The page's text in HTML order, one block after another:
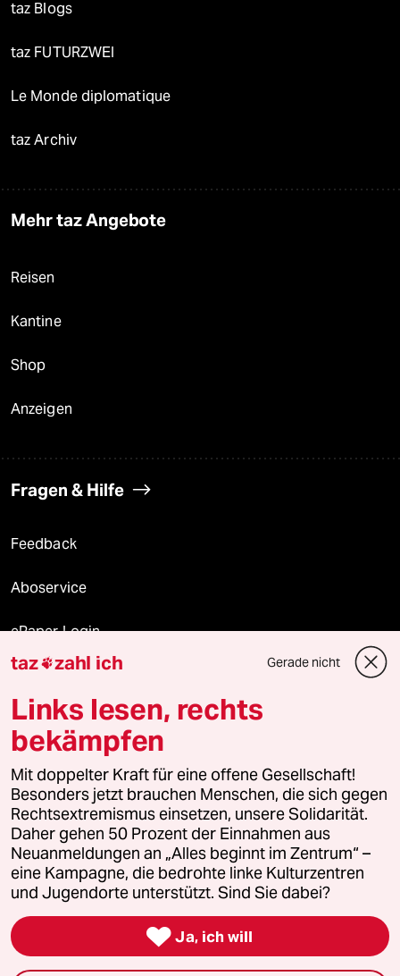
taz Blogs
taz FUTURZWEI
Le Monde diplomatique
taz Archiv
Mehr taz Angebote
Reisen
Kantine
Shop
Anzeigen
Fragen & Hilfe
Feedback
Aboservice
ePaper Login
Downloads für Abonnierende
© 2026 taz Verlags und Vertriebs GmbH
Alle Rechte vorbehalten. Bei rechtlichen Fragen oder für Genehmigungen
wenden Sie sich bitte an
lizenzen@taz.de
Feedback Redaktionsstatut Kommune-Richtlinien
Leitlinie Informant Datenschutz Impressum AGB
Seitenwende Einwilligungen widerrufen (Ads)
taz zahl ich Gerade nicht
Links lesen, rechts
bekämpfen
Mit doppelter Kraft für eine offene Gesellschaft!
Besonders jetzt brauchen Menschen, die sich gegen
Rechtsextremismus einsetzen, unsere Solidarität.
Daher gehen 50 Prozent der Einnahmen aus
Neuanmeldungen an „Alles beginnt im Zentrum“ –
eine Kampagne, die bedrohte linke Kulturzentren
und Jugendorte unterstützt. Sind Sie dabei?
 Ja, ich will